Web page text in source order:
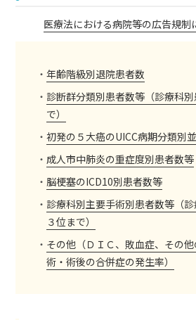
医療法における病院等の広告規制
年齢階級別退院患者数
診断群分類別患者数等（診療科
で）
初発の５大癌のUICC病期分類別
成人市中肺炎の重症度別患者数等
脳梗塞のICD10別患者数等
診療科別主要手術別患者数等（
３位まで）
その他（ＤＩＣ、敗血症、その
術・術後の合併症の発生率）